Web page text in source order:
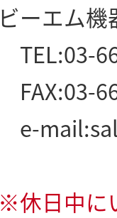
ビーエム
TEL:03-
FAX:03-
e-mail:
※休日中に